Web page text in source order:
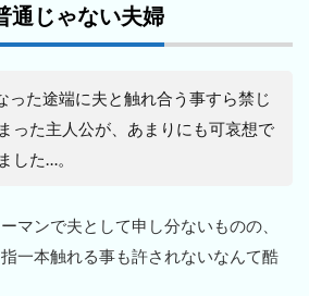
通じゃない夫婦
った途端に夫と触れ合う事すら禁じ
った主人公が、あまりにも可哀想で
した…。
マンで夫として申し分ないものの、
一本触れる事も許されないなんて酷